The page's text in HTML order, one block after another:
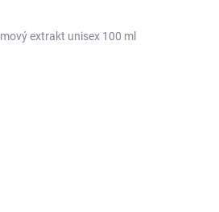
extrakt unisex 100 ml